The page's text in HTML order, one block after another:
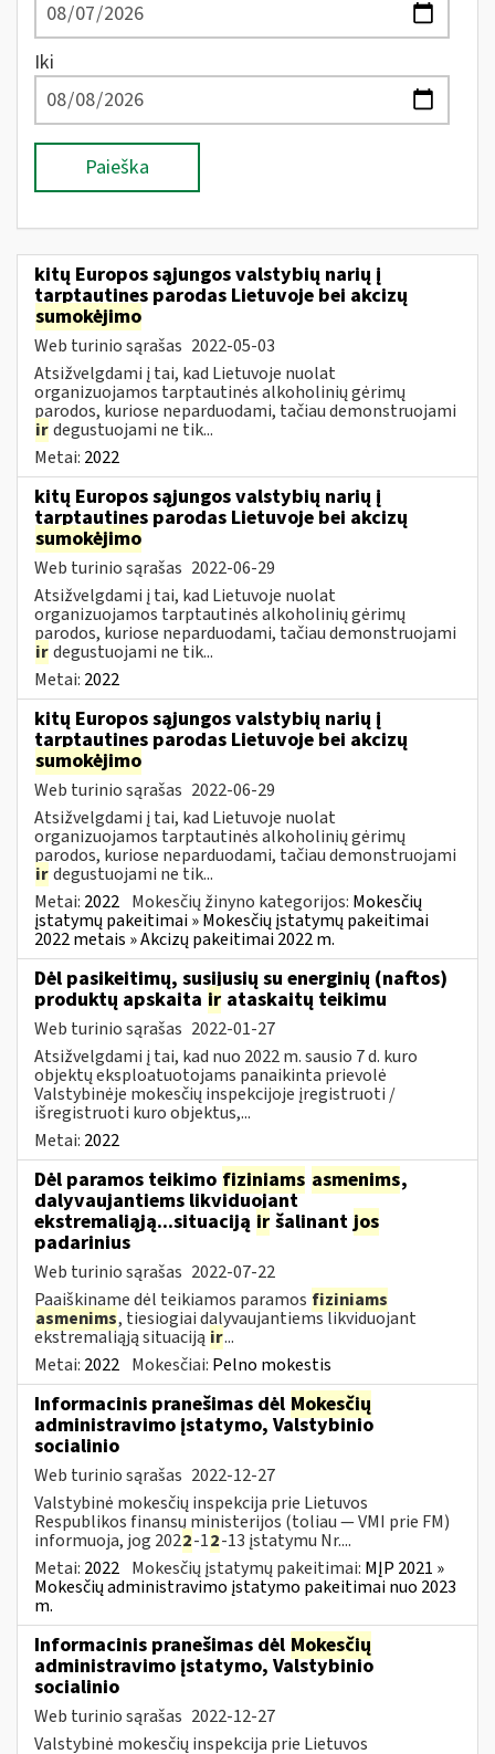
Iki
Paieška
kitų Europos sąjungos valstybių narių į
tarptautines parodas Lietuvoje bei akcizų
sumokėjimo
Web turinio sąrašas 2022-05-03
Atsižvelgdami į tai, kad Lietuvoje nuolat
organizuojamos tarptautinės alkoholinių gėrimų
parodos, kuriose neparduodami, tačiau demonstruojami
irdegustuojami ne tik...
Metai: 2022
kitų Europos sąjungos valstybių narių į
tarptautines parodas Lietuvoje bei akcizų
sumokėjimo
Web turinio sąrašas 2022-06-29
Atsižvelgdami į tai, kad Lietuvoje nuolat
organizuojamos tarptautinės alkoholinių gėrimų
parodos, kuriose neparduodami, tačiau demonstruojami
irdegustuojami ne tik...
Metai: 2022
kitų Europos sąjungos valstybių narių į
tarptautines parodas Lietuvoje bei akcizų
sumokėjimo
Web turinio sąrašas 2022-06-29
Atsižvelgdami į tai, kad Lietuvoje nuolat
organizuojamos tarptautinės alkoholinių gėrimų
parodos, kuriose neparduodami, tačiau demonstruojami
irdegustuojami ne tik...
Metai: 2022 Mokesčių žinyno kategorijos: Mokesčių
įstatymų pakeitimai » Mokesčių įstatymų pakeitimai
2022 metais » Akcizų pakeitimai 2022 m.
Dėl pasikeitimų, susijusių su energinių (naftos)
produktų apskaita ir ataskaitų teikimu
Web turinio sąrašas 2022-01-27
Atsižvelgdami į tai, kad nuo 2022 m. sausio 7 d. kuro
objektų eksploatuotojams panaikinta prievolė
Valstybinėje mokesčių inspekcijoje įregistruoti /
išregistruoti kuro objektus,...
Metai: 2022
Dėl paramos teikimo fiziniams asmenims,
dalyvaujantiems likviduojant
ekstremaliąją...situaciją ir šalinant jos
padarinius
Web turinio sąrašas 2022-07-22
Paaiškiname dėl teikiamos paramos fiziniams
asmenims, tiesiogiai dalyvaujantiems likviduojant
ekstremaliąją situaciją ir...
Metai: 2022 Mokesčiai: Pelno mokestis
Informacinis pranešimas dėl Mokesčių
administravimo įstatymo, Valstybinio
socialinio
Web turinio sąrašas 2022-12-27
Valstybinė mokesčių inspekcija prie Lietuvos
Respublikos finansų ministerijos (toliau — VMI prie FM)
informuoja, jog 2022-12-13 įstatymu Nr....
Metai: 2022 Mokesčių įstatymų pakeitimai: MĮP 2021 »
Mokesčių administravimo įstatymo pakeitimai nuo 2023
m.
Informacinis pranešimas dėl Mokesčių
administravimo įstatymo, Valstybinio
socialinio
Web turinio sąrašas 2022-12-27
Valstybinė mokesčių inspekcija prie Lietuvos